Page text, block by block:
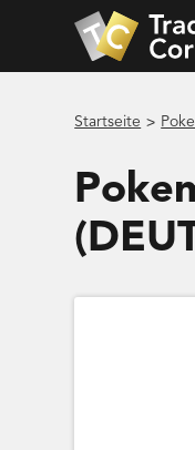
Startseite >